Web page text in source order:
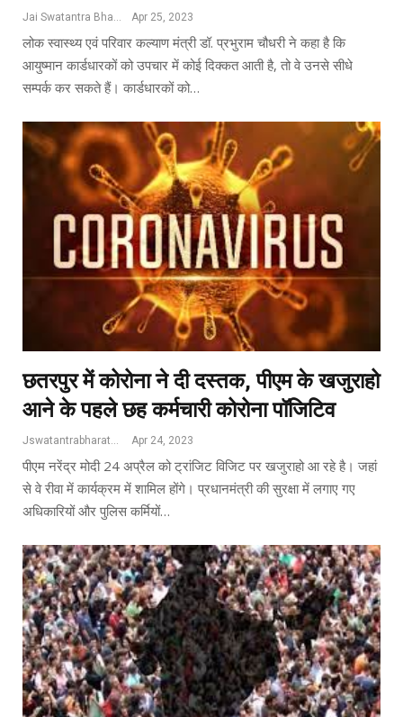
Jai Swatantra Bharat Apr 25, 2023
लोक स्वास्थ्य एवं परिवार कल्याण मंत्री डॉ. प्रभुराम चौधरी ने कहा है कि
आयुष्मान कार्डधारकों को उपचार में कोई दिक्कत आती है, तो वे उनसे सीधे
सम्पर्क कर सकते हैं। कार्डधारकों को…
छतरपुर में कोरोना ने दी दस्तक, पीएम के खजुराहो
आने के पहले छह कर्मचारी कोरोना पॉजिटिव
Jswatantrabharat@gmail.com Apr 24, 2023
पीएम नरेंद्र मोदी 24 अप्रैल को ट्रांजिट विजिट पर खजुराहो आ रहे है। जहां
से वे रीवा में कार्यक्रम में शामिल होंगे। प्रधानमंत्री की सुरक्षा में लगाए गए
अधिकारियों और पुलिस कर्मियों…